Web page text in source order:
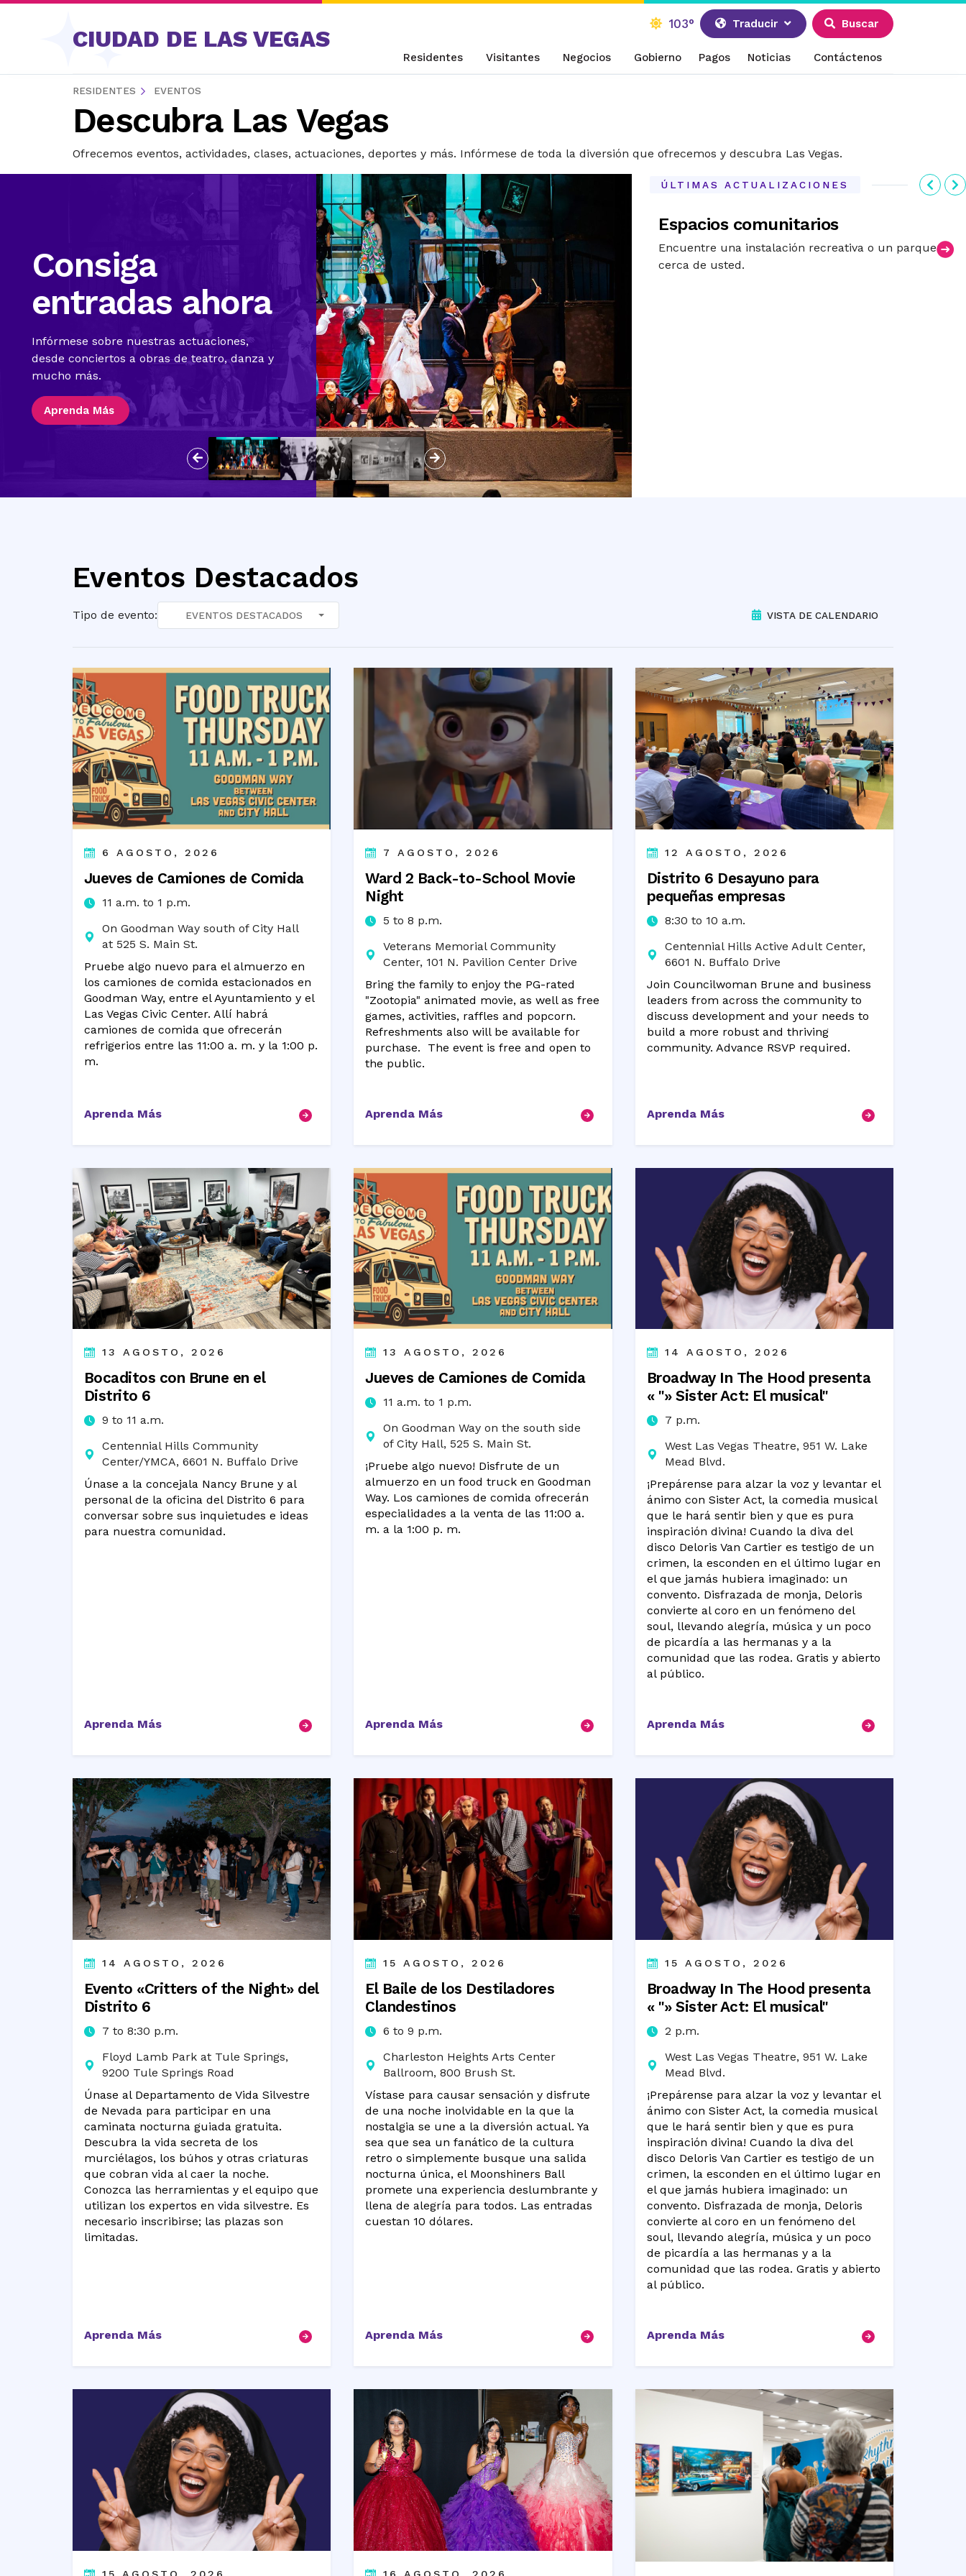
Saltar al contenido
CIUDAD DE LAS VEGAS
103° Traducir Buscar
Residentes Visitantes Negocios Gobierno Pagos Noticias Contáctenos
RESIDENTES EVENTOS
Descubra Las Vegas
Ofrecemos eventos, actividades, clases, actuaciones, deportes y más. Infórmese de toda la diversión que ofrecemos y descubra Las Vegas.
Consiga
entradas ahora
Infórmese sobre nuestras actuaciones,
desde conciertos a obras de teatro, danza y
mucho más.
Aprenda Más
Anterior Siguiente
ÚLTIMAS ACTUALIZACIONES
Espacios comunitarios
Encuentre una instalación recreativa o un parque
cerca de usted.
Eventos Destacados
Tipo de evento: EVENTOS DESTACADOS VISTA DE CALENDARIO
6 AGOSTO, 2026
Jueves de Camiones de Comida
11 a.m. to 1 p.m.
On Goodman Way south of City Hall
at 525 S. Main St.
Pruebe algo nuevo para el almuerzo en
los camiones de comida estacionados en
Goodman Way, entre el Ayuntamiento y el
Las Vegas Civic Center. Allí habrá
camiones de comida que ofrecerán
refrigerios entre las 11:00 a. m. y la 1:00 p.
m.
Aprenda Más
7 AGOSTO, 2026
Ward 2 Back-to-School Movie
Night
5 to 8 p.m.
Veterans Memorial Community
Center, 101 N. Pavilion Center Drive
Bring the family to enjoy the PG-rated
"Zootopia" animated movie, as well as free
games, activities, raffles and popcorn.
Refreshments also will be available for
purchase. The event is free and open to
the public.
Aprenda Más
12 AGOSTO, 2026
Distrito 6 Desayuno para
pequeñas empresas
8:30 to 10 a.m.
Centennial Hills Active Adult Center,
6601 N. Buffalo Drive
Join Councilwoman Brune and business
leaders from across the community to
discuss development and your needs to
build a more robust and thriving
community. Advance RSVP required.
Aprenda Más
13 AGOSTO, 2026
Bocaditos con Brune en el
Distrito 6
9 to 11 a.m.
Centennial Hills Community
Center/YMCA, 6601 N. Buffalo Drive
Únase a la concejala Nancy Brune y al
personal de la oficina del Distrito 6 para
conversar sobre sus inquietudes e ideas
para nuestra comunidad.
Aprenda Más
13 AGOSTO, 2026
Jueves de Camiones de Comida
11 a.m. to 1 p.m.
On Goodman Way on the south side
of City Hall, 525 S. Main St.
¡Pruebe algo nuevo! Disfrute de un
almuerzo en un food truck en Goodman
Way. Los camiones de comida ofrecerán
especialidades a la venta de las 11:00 a.
m. a la 1:00 p. m.
Aprenda Más
14 AGOSTO, 2026
Broadway In The Hood presenta
« "» Sister Act: El musical"
7 p.m.
West Las Vegas Theatre, 951 W. Lake
Mead Blvd.
¡Prepárense para alzar la voz y levantar el
ánimo con Sister Act, la comedia musical
que le hará sentir bien y que es pura
inspiración divina! Cuando la diva del
disco Deloris Van Cartier es testigo de un
crimen, la esconden en el último lugar en
el que jamás hubiera imaginado: un
convento. Disfrazada de monja, Deloris
convierte al coro en un fenómeno del
soul, llevando alegría, música y un poco
de picardía a las hermanas y a la
comunidad que las rodea. Gratis y abierto
al público.
Aprenda Más
14 AGOSTO, 2026
Evento «Critters of the Night» del
Distrito 6
7 to 8:30 p.m.
Floyd Lamb Park at Tule Springs,
9200 Tule Springs Road
Únase al Departamento de Vida Silvestre
de Nevada para participar en una
caminata nocturna guiada gratuita.
Descubra la vida secreta de los
murciélagos, los búhos y otras criaturas
que cobran vida al caer la noche.
Conozca las herramientas y el equipo que
utilizan los expertos en vida silvestre. Es
necesario inscribirse; las plazas son
limitadas.
Aprenda Más
15 AGOSTO, 2026
El Baile de los Destiladores
Clandestinos
6 to 9 p.m.
Charleston Heights Arts Center
Ballroom, 800 Brush St.
Vístase para causar sensación y disfrute
de una noche inolvidable en la que la
nostalgia se une a la diversión actual. Ya
sea que sea un fanático de la cultura
retro o simplemente busque una salida
nocturna única, el Moonshiners Ball
promete una experiencia deslumbrante y
llena de alegría para todos. Las entradas
cuestan 10 dólares.
Aprenda Más
15 AGOSTO, 2026
Broadway In The Hood presenta
« "» Sister Act: El musical"
2 p.m.
West Las Vegas Theatre, 951 W. Lake
Mead Blvd.
¡Prepárense para alzar la voz y levantar el
ánimo con Sister Act, la comedia musical
que le hará sentir bien y que es pura
inspiración divina! Cuando la diva del
disco Deloris Van Cartier es testigo de un
crimen, la esconden en el último lugar en
el que jamás hubiera imaginado: un
convento. Disfrazada de monja, Deloris
convierte al coro en un fenómeno del
soul, llevando alegría, música y un poco
de picardía a las hermanas y a la
comunidad que las rodea. Gratis y abierto
al público.
Aprenda Más
15 AGOSTO, 2026